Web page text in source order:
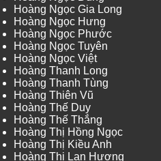
Hoàng Ngọc Gia Long
Hoàng Ngọc Hưng
Hoàng Ngọc Phước
Hoàng Ngọc Tuyên
Hoàng Ngọc Việt
Hoàng Thanh Long
Hoàng Thanh Tùng
Hoàng Thiên Vũ
Hoàng Thế Duy
Hoàng Thế Thắng
Hoàng Thị Hồng Ngọc
Hoàng Thị Kiều Anh
Hoàng Thị Lan Hương